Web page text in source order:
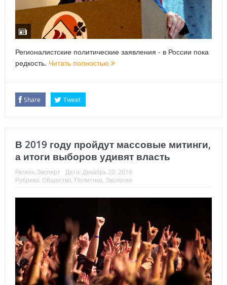
Регионалистские политические заявления - в России пока
редкость. Читать полностью
Share Tweet
В 2019 году пройдут массовые митинги,
а итоги выборов удивят власть
Регион.Эксперт Дата: Декабрь 20, 2018
Рубрика: Общество, Политика, Экология